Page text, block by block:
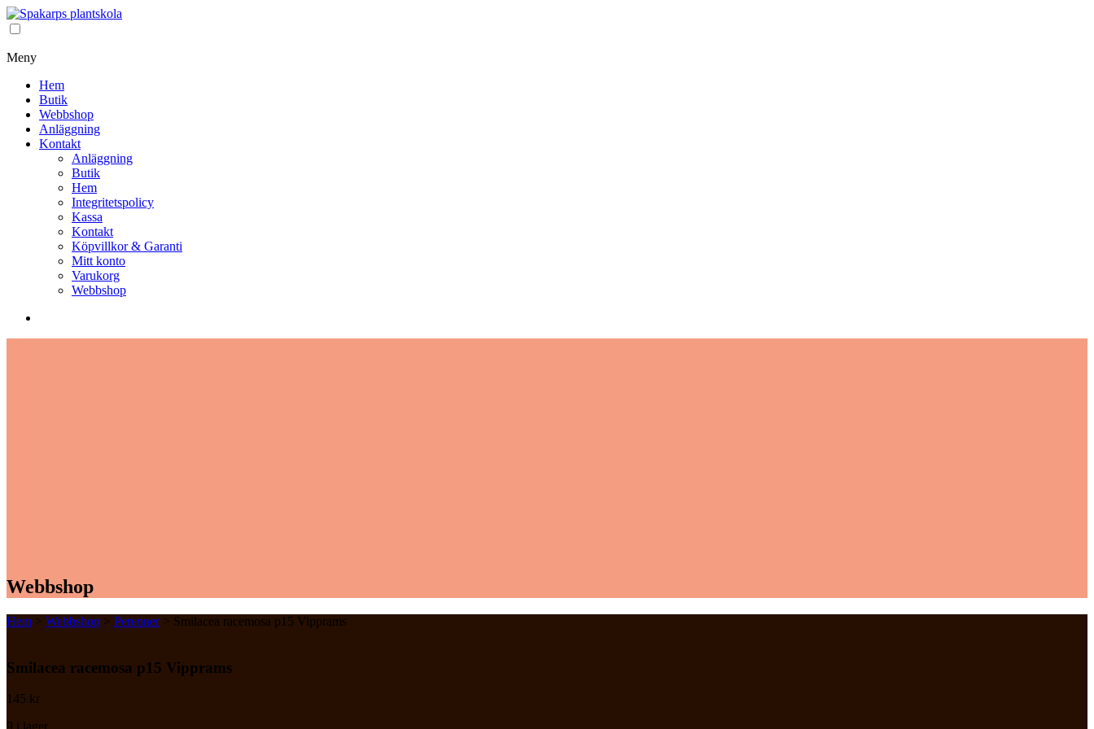
Meny
Hem
Butik
Webbshop
Anläggning
Kontakt
Anläggning
Butik
Hem
Integritetspolicy
Kassa
Kontakt
Köpvillkor & Garanti
Mitt konto
Varukorg
Webbshop
Webbshop
Hem > Webbshop > Perenner> Smilacea racemosa p15 Vipprams
Smilacea racemosa p15 Vipprams
145 kr